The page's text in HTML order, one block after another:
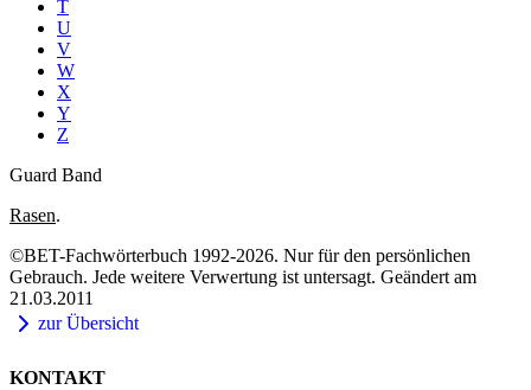
T
U
V
W
X
Y
Z
Guard Band
Rasen.
©BET-Fachwörterbuch 1992-2026. Nur für den persönlichen
Gebrauch. Jede weitere Verwertung ist untersagt. Geändert am
21.03.2011
zur Übersicht
KONTAKT